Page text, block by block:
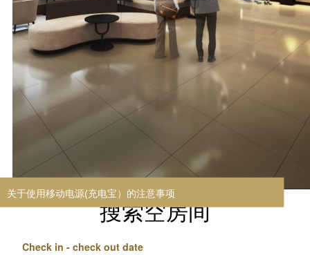
关于使用移动电源(充电宝）的注意事项
搜索空房间
Check in - check out date